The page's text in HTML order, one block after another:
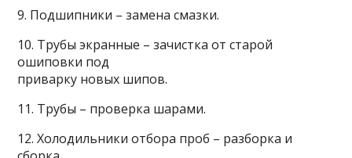
9. Подшипники – замена смазки.
10. Трубы экранные – зачистка от старой
ошиповки под
приварку новых шипов.
11. Трубы – проверка шарами.
12. Холодильники отбора проб – разборка и